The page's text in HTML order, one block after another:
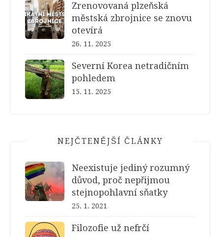
Zrenovovaná plzeňská
městská zbrojnice se znovu
otevírá
26. 11. 2025
Severní Korea netradičním
pohledem
15. 11. 2025
NEJČTENĚJŠÍ ČLÁNKY
Neexistuje jediný rozumný
důvod, proč nepřijmou
stejnopohlavní sňatky
25. 1. 2021
Filozofie už nefrčí